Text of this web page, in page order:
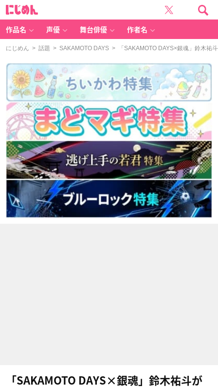
作品名 声優 舞台俳優 作者名
にじめん > 話題 > SAKAMOTO DAYS > 「SAKAMOTO DAYS×銀魂」鈴木祐
「SAKAMOTO DAYS×銀魂」鈴木祐斗が